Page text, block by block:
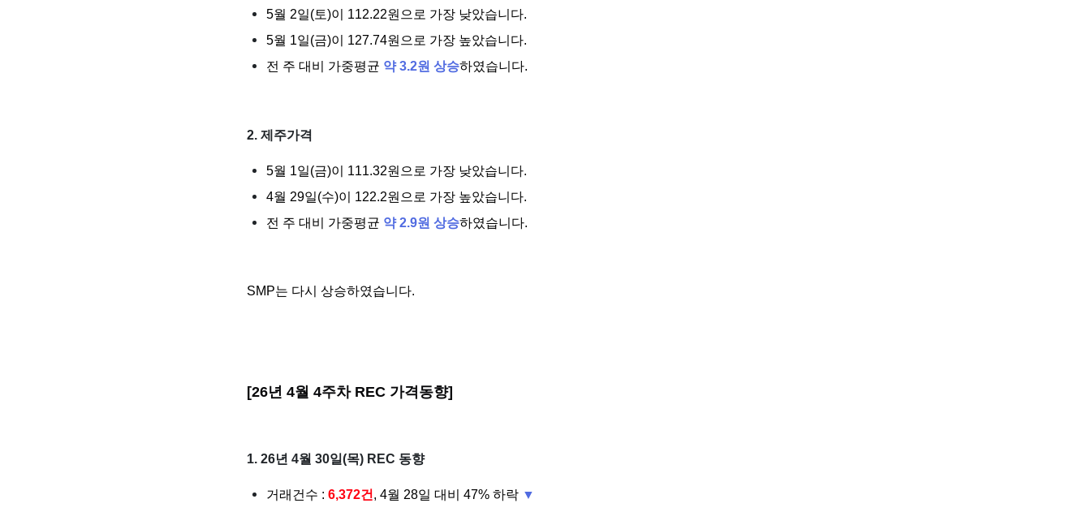
5월 2일(토)이 112.22원으로 가장 낮았습니다.
5월 1일(금)이 127.74원으로 가장 높았습니다.
전 주 대비 가중평균 약 3.2원 상승하였습니다.
2. 제주가격
5월 1일(금)이 111.32원으로 가장 낮았습니다.
4월 29일(수)이 122.2원으로 가장 높았습니다.
전 주 대비 가중평균 약 2.9원 상승하였습니다.
SMP는 다시 상승하였습니다.
[26년 4월 4주차 REC 가격동향]
1. 26년 4월 30일(목) REC 동향
거래건수 : 6,372건 , 4월 28일 대비 47% 하락 ▼